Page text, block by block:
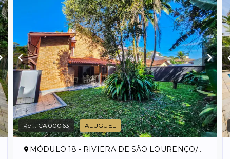
Ref.: CA00063 ALUGUEL
MÓDULO 18 - RIVIERA DE SÃO LOURENÇO/SP